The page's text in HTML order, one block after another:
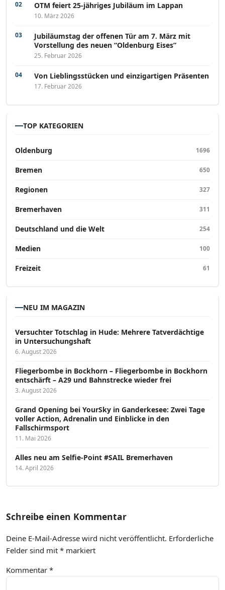
OTM feiert 25-jähriges Jubiläum im Lappan
10. März 2026
Jubiläumstag der offenen Tür am 7. März mit
Vorstellung des neuen “Oldenburg Eises”
25. Februar 2026
Von Lieblingsstücken und einzigartigen Präsenten
17. Februar 2026
TOP KATEGORIEN
Oldenburg 1696
Bremen 650
Regionen 327
Bremerhaven 311
Deutschland und die Welt 254
Medien 100
Freizeit 61
NEU IM MAGAZIN
Versucht­er Totschlag in Hude: Mehrere Tatverdächtige
in Untersuchungshaft
6. August 2026
Fliegerbombe in Bockhorn – Fliegerbombe in Bockhorn
entschärft – A29 und Bahnstrecke wieder frei
3. August 2026
Grand Opening bei YourSky in Ganderkesee: Zwei Tage
voller Action, Adrenalin und Einblicke in den
Fallschirmsport
11. Mai 2026
Alles neu am Selfie-Point #SAIL Bremerhaven
14. April 2026
Schreibe einen Kommentar
Deine E-Mail-Adresse wird nicht veröffentlicht. Erforderliche
Felder sind mit * markiert
Kommentar *